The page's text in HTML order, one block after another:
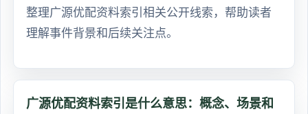
整理广源优配资料索引相关公开线索，帮助读者
理解事件背景和后续关注点。
广源优配资料索引是什么意思：概念、场景和